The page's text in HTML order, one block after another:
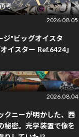
考
2026.08.05
ジ"ビッグオイスタ
イスター Ref.6424」
2026.08.04
クニーが明かした、西
秘密。光学装置で像を